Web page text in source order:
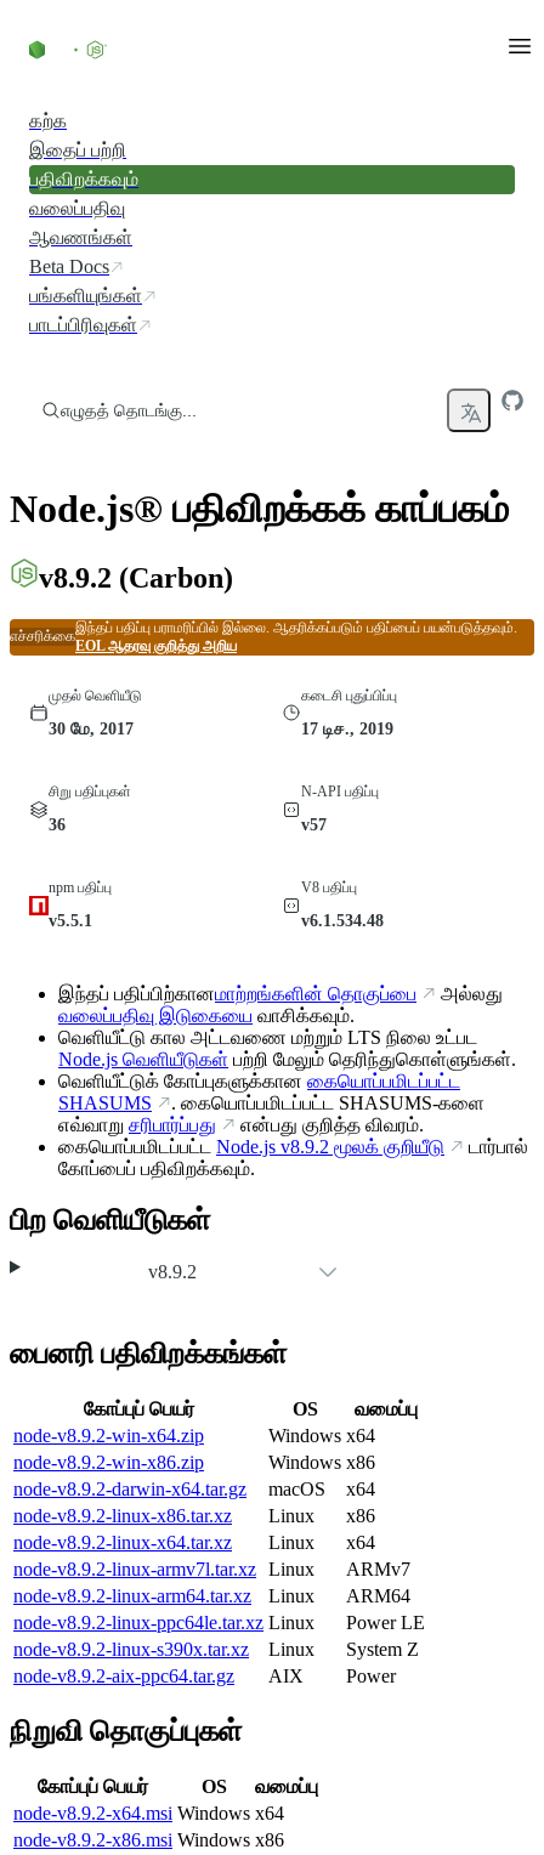
கற்க
இதைப் பற்றி
பதிவிறக்கவும்
வலைப்பதிவு
ஆவணங்கள்
Beta Docs
பங்களியுங்கள்
பாடப்பிரிவுகள்
எழுதத் தொடங்கு...
Node.js® பதிவிறக்கக் காப்பகம்
v8.9.2 (Carbon)
எச்சரிக்கை
இந்தப் பதிப்பு பராமரிப்பில் இல்லை. ஆதரிக்கப்படும் பதிப்பைப் பயன்படுத்தவும்.
EOL ஆதரவு குறித்து அறிய
முதல் வெளியீடு
30 மே, 2017
கடைசி புதுப்பிப்பு
17 டிச., 2019
சிறு பதிப்புகள்
36
N-API பதிப்பு
v57
npm பதிப்பு
v5.5.1
V8 பதிப்பு
v6.1.534.48
இந்தப் பதிப்பிற்கானமாற்றங்களின் தொகுப்பை
அல்லது
வலைப்பதிவு இடுகையை வாசிக்கவும்.
வெளியீட்டு கால அட்டவணை மற்றும் LTS நிலை உட்பட
Node.js வெளியீடுகள் பற்றி மேலும் தெரிந்துகொள்ளுங்கள்.
வெளியீட்டுக் கோப்புகளுக்கான கையொப்பமிடப்பட்ட
SHASUMS
. கையொப்பமிடப்பட்ட SHASUMS-களை
எவ்வாறு சரிபார்ப்பது
என்பது குறித்த விவரம்.
கையொப்பமிடப்பட்ட Node.js v8.9.2 மூலக் குறியீடு
டார்பால்
கோப்பைப் பதிவிறக்கவும்.
பிற வெளியீடுகள்
v8.9.2
பைனரி பதிவிறக்கங்கள்
கோப்புப் பெயர் OS
வமைப்பு
node-v8.9.2-win-x64.zip
Windows x64
node-v8.9.2-win-x86.zip
Windows x86
node-v8.9.2-darwin-x64.tar.gz
macOS
x64
node-v8.9.2-linux-x86.tar.xz
Linux
x86
node-v8.9.2-linux-x64.tar.xz
Linux
x64
node-v8.9.2-linux-armv7l.tar.xz Linux
ARMv7
node-v8.9.2-linux-arm64.tar.xz
Linux
ARM64
node-v8.9.2-linux-ppc64le.tar.xz Linux
Power LE
node-v8.9.2-linux-s390x.tar.xz
Linux
System Z
node-v8.9.2-aix-ppc64.tar.gz
AIX Power
நிறுவி தொகுப்புகள்
கோப்புப் பெயர் OS
வமைப்பு
node-v8.9.2-x64.msi Windows x64
node-v8.9.2-x86.msi Windows x86